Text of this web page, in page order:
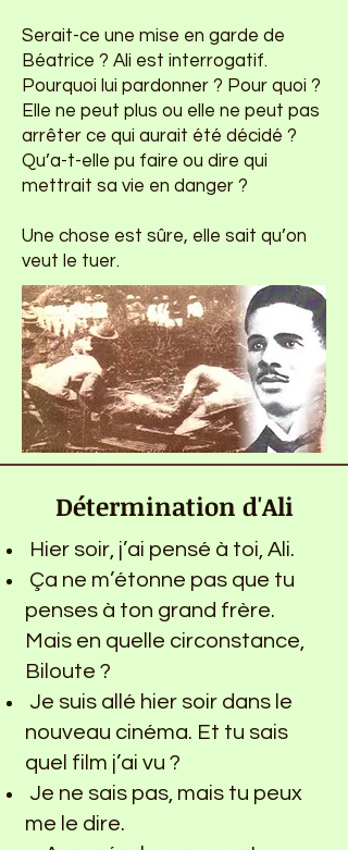
Serait-ce une mise en garde de
Béatrice ? Ali est interrogatif.
Pourquoi lui pardonner ? Pour quoi ?
Elle ne peut plus ou elle ne peut pas
arrêter ce qui aurait été décidé ?
Qu’a-t-elle pu faire ou dire qui
mettrait sa vie en danger ?
Une chose est sûre, elle sait qu’on
veut le tuer.
Détermination d'Ali
Hier soir, j’ai pensé à toi, Ali.
Ça ne m’étonne pas que tu
penses à ton grand frère.
Mais en quelle circonstance,
Biloute ?
Je suis allé hier soir dans le
nouveau cinéma. Et tu sais
quel film j’ai vu ?
Je ne sais pas, mais tu peux
me le dire.